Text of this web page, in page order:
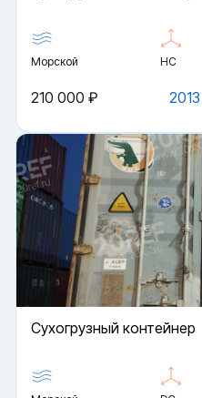
Морской HC
2013
210 000 ₽
Cухогрузный контейнер